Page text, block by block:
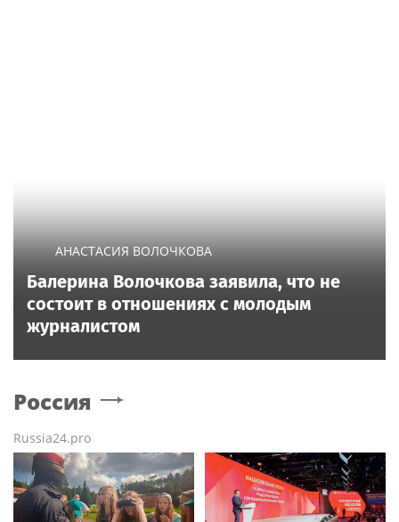
АНАСТАСИЯ ВОЛОЧКОВА
Балерина Волочкова заявила, что не
состоит в отношениях с молодым
журналистом
Россия
Russia24.pro